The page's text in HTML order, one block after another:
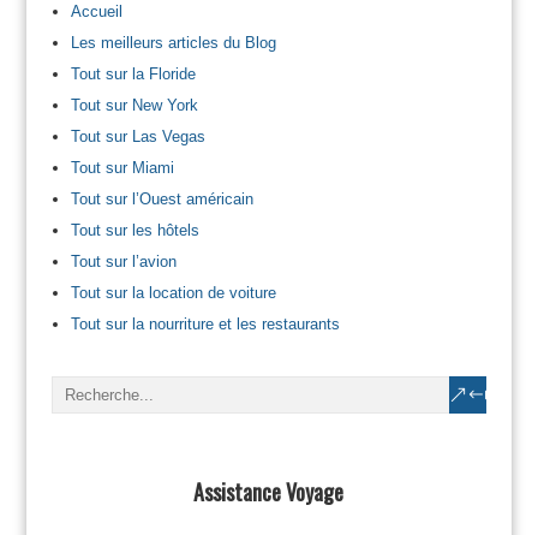
Accueil
Les meilleurs articles du Blog
Tout sur la Floride
Tout sur New York
Tout sur Las Vegas
Tout sur Miami
Tout sur l’Ouest américain
Tout sur les hôtels
Tout sur l’avion
Tout sur la location de voiture
Tout sur la nourriture et les restaurants
Assistance Voyage